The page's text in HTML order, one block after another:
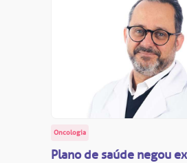
Oncologia
Plano de saúde negou